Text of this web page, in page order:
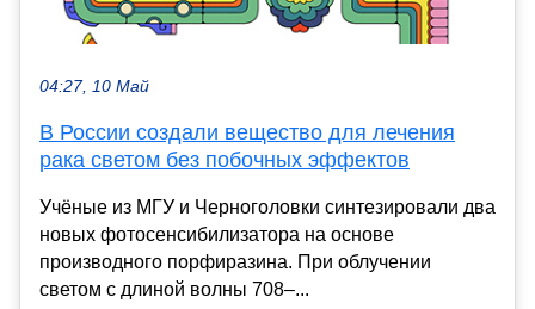
04:27, 10 Май
В России создали вещество для лечения
рака светом без побочных эффектов
Учёные из МГУ и Черноголовки синтезировали два
новых фотосенсибилизатора на основе
производного порфиразина. При облучении
светом с длиной волны 708–...